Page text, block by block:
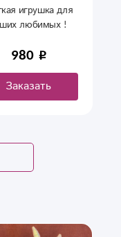
игрушка для
любимых !
980
Заказать